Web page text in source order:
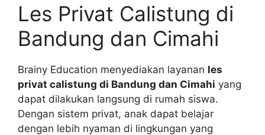
Les Privat Calistung di
Bandung dan Cimahi
Brainy Education menyediakan layanan les
privat calistung di Bandung dan Cimahi yang
dapat dilakukan langsung di rumah siswa.
Dengan sistem privat, anak dapat belajar
dengan lebih nyaman di lingkungan yang